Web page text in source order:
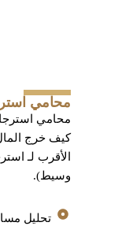
محامي
محامي
كيف خرج
الأقرب لـ
وسيط).
تحليل